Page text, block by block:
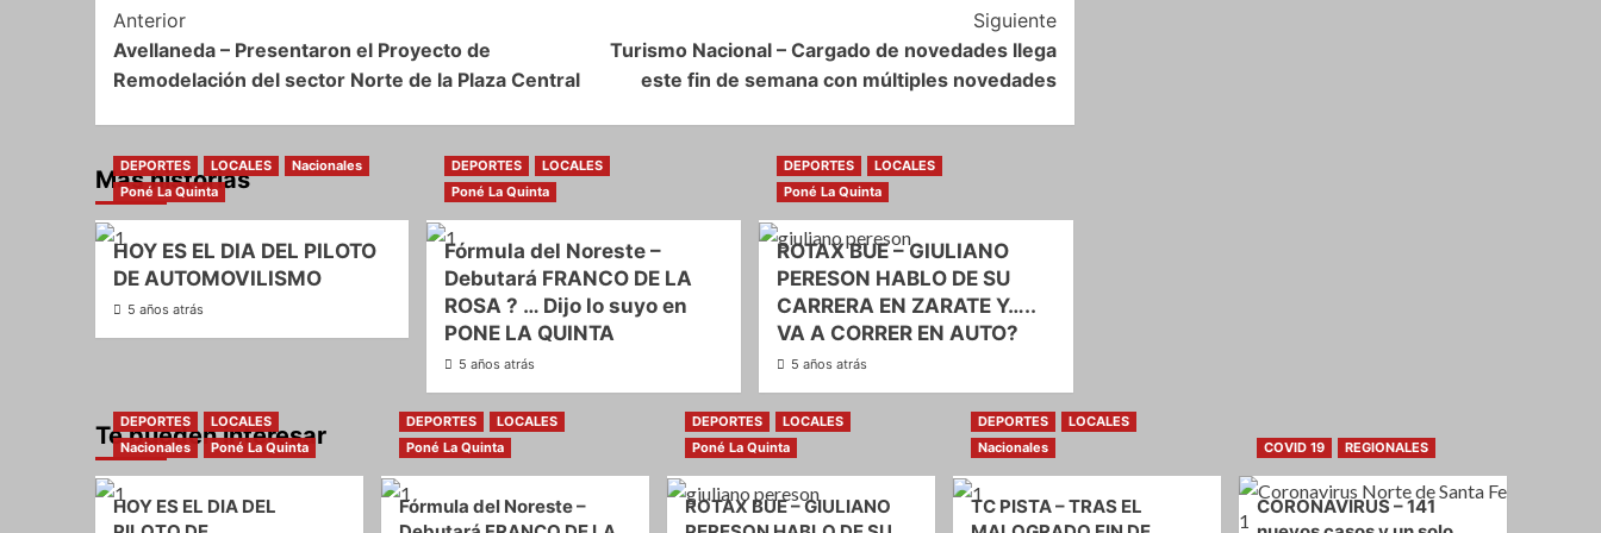
Navegación
de
entradas
Anterior
Avellaneda – Presentaron el Proyecto de
Remodelación del sector Norte de la Plaza Central
Siguiente
Turismo Nacional – Cargado de novedades llega
este fin de semana con múltiples novedades
Más historias
DEPORTES LOCALES
Nacionales
Poné La Quinta
HOY ES EL DIA DEL PILOTO
DE AUTOMOVILISMO
5 años atrás
DEPORTES
LOCALES
Poné La Quinta
Fórmula del Noreste –
Debutará FRANCO DE LA
ROSA ? … Dijo lo suyo en
PONE LA QUINTA
5 años atrás
DEPORTES
LOCALES
Poné La Quinta
ROTAX BUE – GIULIANO
PERESON HABLO DE SU
CARRERA EN ZARATE Y…..
VA A CORRER EN AUTO?
5 años atrás
Te pueden interesar
DEPORTES
LOCALES
Nacionales
Poné La Quinta
HOY ES EL DIA DEL
DEPORTES
LOCALES
Poné La Quinta
Fórmula del Noreste –
DEPORTES
LOCALES
Poné La Quinta
ROTAX BUE – GIULIANO
DEPORTES
LOCALES
Nacionales
TC PISTA – TRAS EL
COVID 19 REGIONALES
CORONAVIRUS – 141